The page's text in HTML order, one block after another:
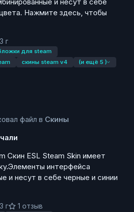
Нажмите здесь, чтобы
г
для steam
скины steam v4 (и ещё 5 )
файл в Скины
Скин ESL Steam Skin имеет
интерфейса
и несут в себе черные и синии
г 1 отзыв